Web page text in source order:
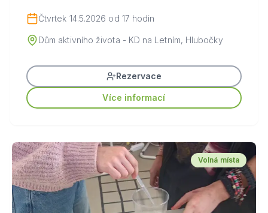
Čtvrtek 14.5.2026 od 17 hodin
Dům aktivního života - KD na Letním, Hlubočky
Rezervace
Více informací
Volná místa